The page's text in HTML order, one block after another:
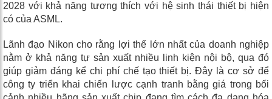
2028 với khả năng tương thích với hệ sinh thái thiết bị hiện
có của ASML.
Lãnh đạo Nikon cho rằng lợi thế lớn nhất của doanh nghiệp
nằm ở khả năng tự sản xuất nhiều linh kiện nội bộ, qua đó
giúp giảm đáng kể chi phí chế tạo thiết bị. Đây là cơ sở để
công ty triển khai chiến lược cạnh tranh bằng giá trong bối